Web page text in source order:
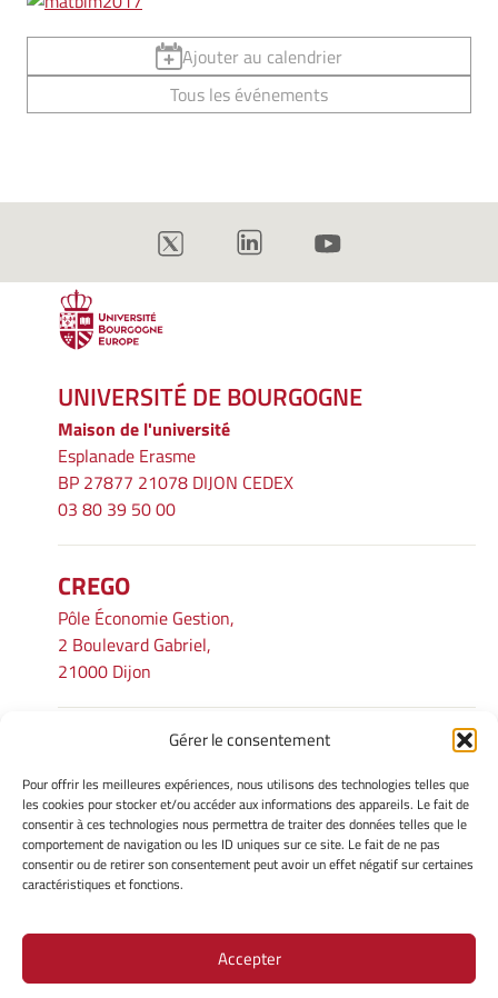
Gérer le consentement
Pour offrir les meilleures expériences, nous utilisons des technologies telles que
les cookies pour stocker et/ou accéder aux informations des appareils. Le fait de
consentir à ces technologies nous permettra de traiter des données telles que le
comportement de navigation ou les ID uniques sur ce site. Le fait de ne pas
consentir ou de retirer son consentement peut avoir un effet négatif sur certaines
caractéristiques et fonctions.
Accepter
Ajouter au calendrier
Tous les événements
UNIVERSITÉ DE BOURGOGNE
Maison de l'université
Esplanade Erasme
BP 27877 21078 DIJON CEDEX
03 80 39 50 00
CREGO
Pôle Économie Gestion,
2 Boulevard Gabriel,
21000 Dijon
INFORMATIONS LÉGALES
Mentions légales
Gérer mes cookies
Avertissement
Politique de cookies
Site Officiel - CREGO @ 2026